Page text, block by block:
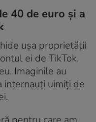
40 de euro și a
ușa proprietății
ei de TikTok,
Imaginile au
internauți uimiți de